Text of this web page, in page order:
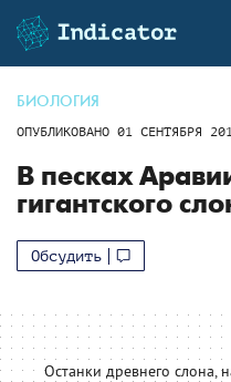
БИОЛОГИЯ
ОПУБЛИКОВАНО 01 СЕНТЯБРЯ
В песках
гигантского
Обсудить
Останки древнего слона,